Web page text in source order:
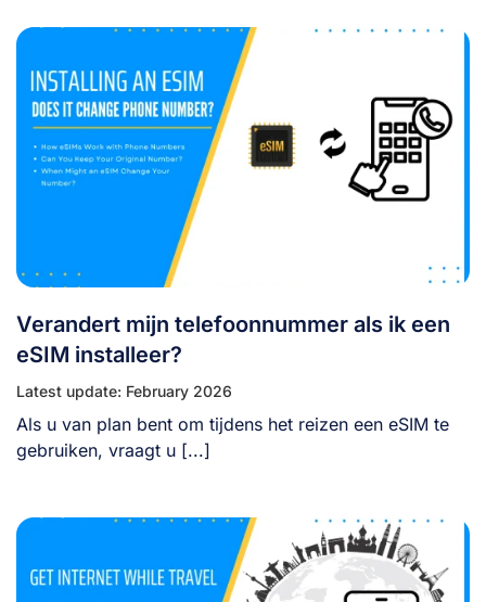
Verandert mijn telefoonnummer als ik een
eSIM installeer?
Latest update: February 2026
Als u van plan bent om tijdens het reizen een eSIM te
gebruiken, vraagt u [...]